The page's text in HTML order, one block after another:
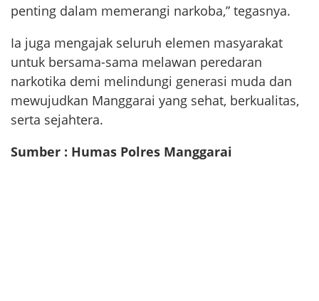
penting dalam memerangi narkoba,” tegasnya.
Ia juga mengajak seluruh elemen masyarakat
untuk bersama-sama melawan peredaran
narkotika demi melindungi generasi muda dan
mewujudkan Manggarai yang sehat, berkualitas,
serta sejahtera.
Sumber : Humas Polres Manggarai